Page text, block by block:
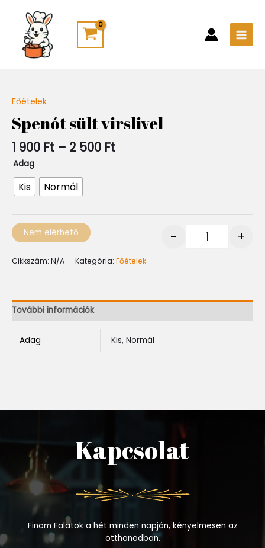
content
Főételek
Spenót sült virslivel
1 900 Ft – 2 500 Ft
900 Ft
-
2
Adag
Kis Normál
- +
Nem elérhető
Cikkszám: N/A Kategória: Főételek
További információk
Adag Kis, Normál
Kapcsolat
Finom Falatok a hét minden napján, kényelmesen az
otthonodban.